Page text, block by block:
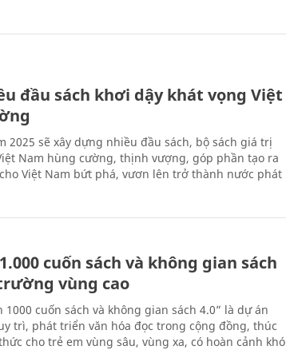
đầu sách khơi dậy khát vọng Việt
2025 sẽ xây dựng nhiều đầu sách, bộ sách giá trị
Nam hùng cường, thịnh vượng, góp phần tạo ra
Việt Nam bứt phá, vươn lên trở thành nước phát
cuốn sách và không gian sách
vùng cao
1000 cuốn sách và không gian sách 4.0” là dự án
trì, phát triển văn hóa đọc trong cộng đồng, thúc
cho trẻ em vùng sâu, vùng xa, có hoàn cảnh khó